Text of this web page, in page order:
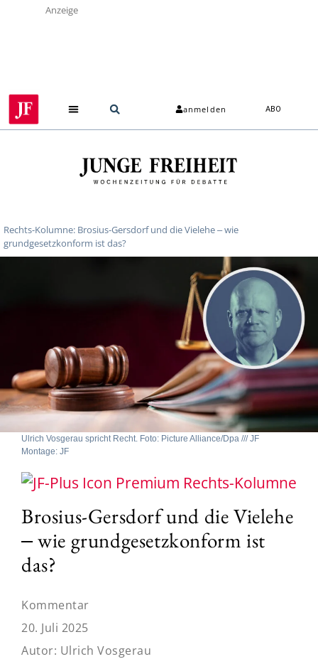
Anzeige
anmelden ABO
Rechts-Kolumne: Brosius-Gersdorf und die Vielehe ‒ wie
grundgesetzkonform ist das?
Ulrich Vosgerau spricht Recht. Foto: Picture Alliance/Dpa /// JF
Montage: JF
Rechts-Kolumne
Brosius-Gersdorf und die Vielehe
‒ wie grundgesetzkonform ist
das?
Kommentar
20. Juli 2025
Autor: Ulrich Vosgerau